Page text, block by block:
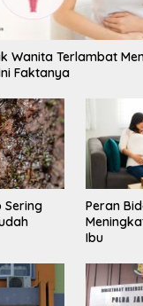
Wanita Terlambat
Faktanya
Sering
Peran
Ibu